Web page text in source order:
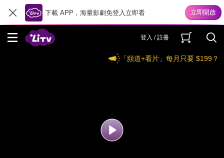
下載 APP，海量影劇免登入立即看
登入 / 註冊
「頻道+看片」每月只要 $199？